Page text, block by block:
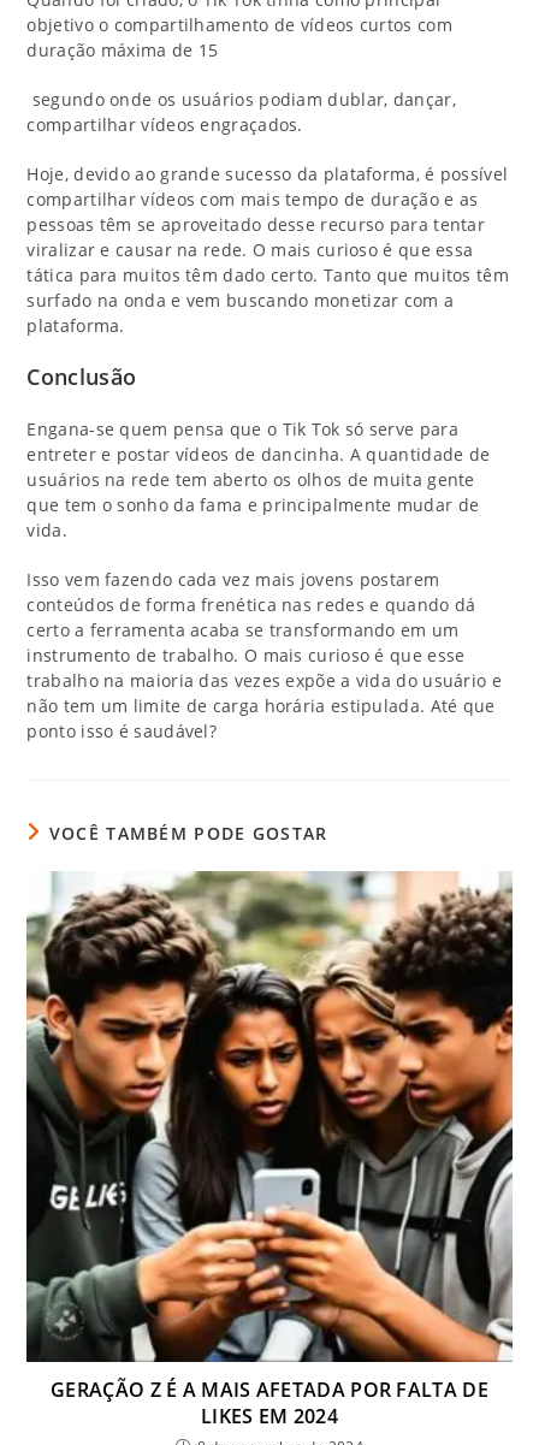
objetivo o compartilhamento de vídeos curtos com
duração máxima de 15
segundo onde os usuários podiam dublar, dançar,
compartilhar vídeos engraçados.
Hoje, devido ao grande sucesso da plataforma, é possível
compartilhar vídeos com mais tempo de duração e as
pessoas têm se aproveitado desse recurso para tentar
viralizar e causar na rede. O mais curioso é que essa
tática para muitos têm dado certo. Tanto que muitos têm
surfado na onda e vem buscando monetizar com a
plataforma.
Conclusão
Engana-se quem pensa que o Tik Tok só serve para
entreter e postar vídeos de dancinha. A quantidade de
usuários na rede tem aberto os olhos de muita gente
que tem o sonho da fama e principalmente mudar de
vida.
Isso vem fazendo cada vez mais jovens postarem
conteúdos de forma frenética nas redes e quando dá
certo a ferramenta acaba se transformando em um
instrumento de trabalho. O mais curioso é que esse
trabalho na maioria das vezes expõe a vida do usuário e
não tem um limite de carga horária estipulada. Até que
ponto isso é saudável?
VOCÊ TAMBÉM PODE GOSTAR
GERAÇÃO Z É A MAIS AFETADA POR FALTA DE
LIKES EM 2024